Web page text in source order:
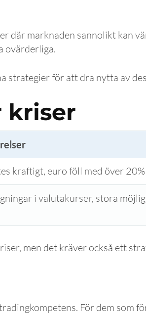
där marknaden sannolikt kan
ovärderliga.
strategier för att dra nytta av
kriser
kraftigt, euro föll med över 20%
i valutakurser, stora
men det kräver också ett
För dem som